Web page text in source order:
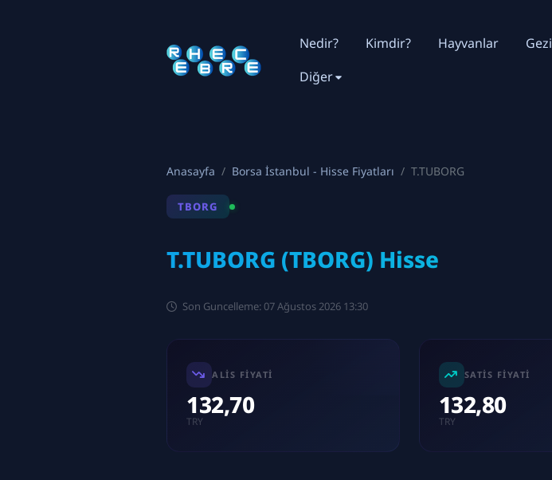
Nedir? Kimdir? Hayvanlar Gezi
Diğer
Anasayfa Borsa İstanbul - Hisse Fiyatları T.TUBORG
TBORG
T.TUBORG (TBORG) Hisse
Son Guncelleme: 07 Ağustos 2026 13:30
ALIS FIYATI
132,70
TRY
SATIS FIYATI
132,80
TRY